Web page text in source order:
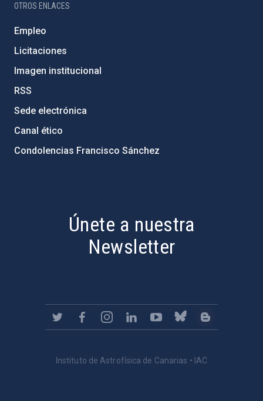
OTROS ENLACES
Empleo
Licitaciones
Imagen institucional
RSS
Sede electrónica
Canal ético
Condolencias Francisco Sánchez
Únete a nuestra
Newsletter
Instituto de Astrofísica de Canarias • IAC